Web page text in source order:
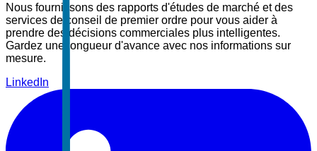
Nous fournissons des rapports d'études de marché et des
services de conseil de premier ordre pour vous aider à
prendre des décisions commerciales plus intelligentes.
Gardez une longueur d'avance avec nos informations sur
mesure.
LinkedIn